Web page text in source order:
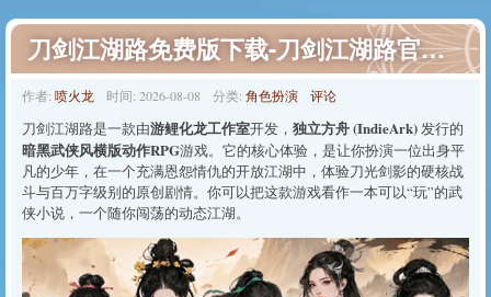
刀剑江湖路免费版下载-刀剑江湖路官方正版免费下载
作者: 喷火龙 时间: 2026-08-08 分类: 角色扮演 评论
刀剑江湖路是一款由游鲤化龙工作室开发， 独立方舟 (IndieArk)发行的
暗黑武侠风横版动作RPG游戏。它的核心体验，是让你扮演一位出身平
凡的少年，在一个充满恩怨情仇的开放江湖中，体验刀光剑影的硬核战
斗与百万字级别的原创剧情。你可以把这款游戏看作一本可以“玩”的武
侠小说，一个随你闯荡的动态江湖。